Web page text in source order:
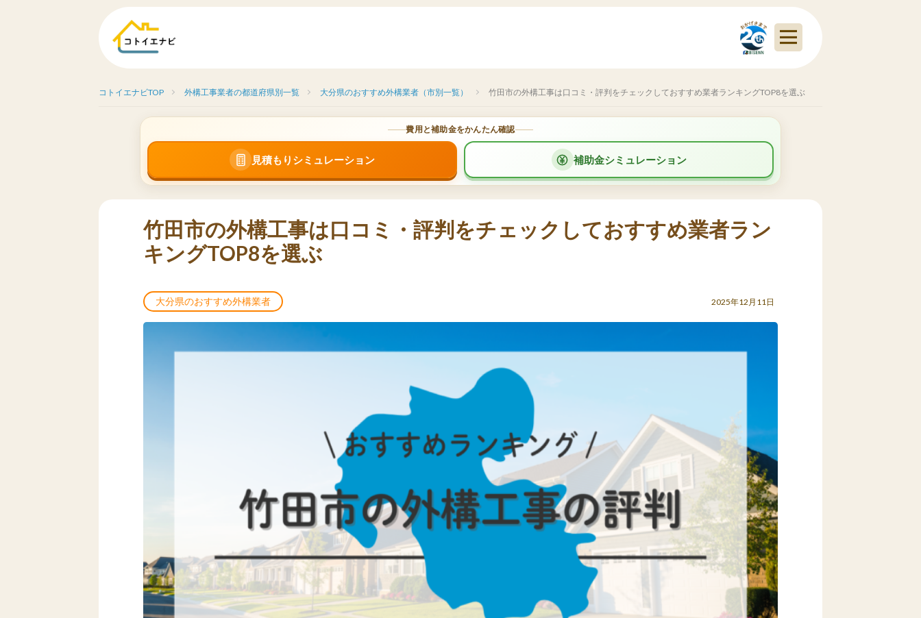
コトイエナビTOP 外構工事業者の都道府県別一覧 大分県のおすすめ外構業者（市別一覧） 竹田市の外構工事は口コミ・評判をチェックしておすすめ業者ランキングTOP8を選ぶ
費用と補助金をかんたん確認
見積もりシミュレーション 補助金シミュレーション
竹田市の外構工事は口コミ・評判をチェックしておすすめ業者ラン
キングTOP8を選ぶ
大分県のおすすめ外構業者 2025年12月11日